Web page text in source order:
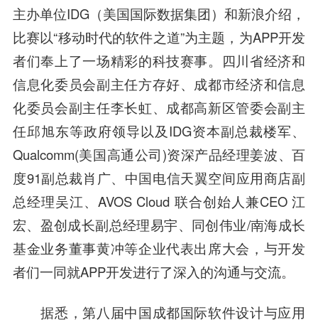
主办单位IDG（美国国际数据集团）和新浪介绍，
比赛以“移动时代的软件之道”为主题，为APP开发
者们奉上了一场精彩的科技赛事。四川省经济和
信息化委员会副主任方存好、成都市经济和信息
化委员会副主任李长虹、 成都高新区管委会副主
任邱旭东等政府领导以及IDG资本副总裁楼军、
Qualcomm(美国高通公司)资深产品经理姜波、百
度91副总裁肖广、 中国电信天翼空间应用商店副
总经理吴江、AVOS Cloud 联合创始人兼CEO 江
宏、盈创成长副总经理易宇、 同创伟业/南海成长
基金业务董事黄冲等企业代表出席大会，与开发
者们一同就APP开发进行了深入的沟通与交流。
据悉，第八届中国成都国际软件设计与应用